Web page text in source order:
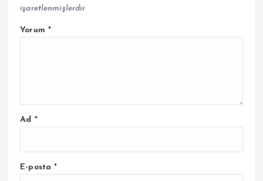
işaretlenmişlerdir
Yorum *
Ad *
E-posta*